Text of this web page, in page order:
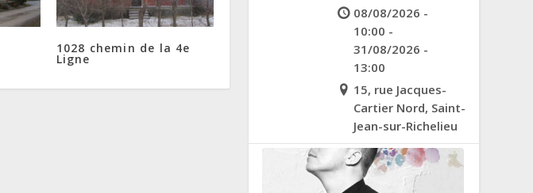
1028 chemin de la 4e
Ligne
08/08/2026 -
10:00 -
31/08/2026 -
13:00
15, rue Jacques-
Cartier Nord, Saint-
Jean-sur-Richelieu